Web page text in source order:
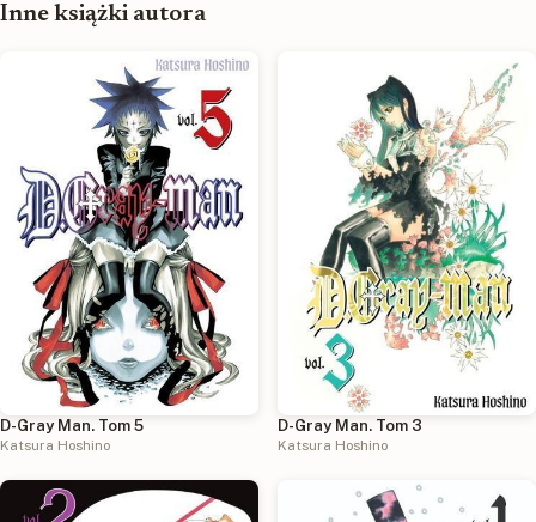
Inne książki autora
D-Gray Man. Tom 5
Katsura Hoshino
D-Gray Man. Tom 3
Katsura Hoshino